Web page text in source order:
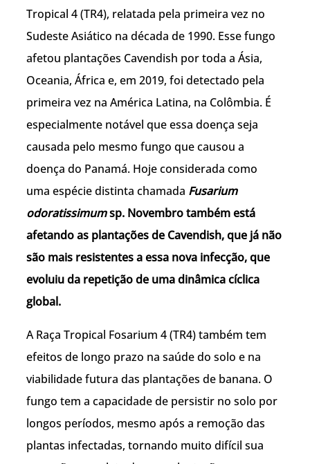
Tropical 4 (TR4), relatada pela primeira vez no
Sudeste Asiático na década de 1990. Esse fungo
afetou plantações Cavendish por toda a Ásia,
Oceania, África e, em 2019, foi detectado pela
primeira vez na América Latina, na Colômbia. É
especialmente notável que essa doença seja
causada pelo mesmo fungo que causou a
doença do Panamá. Hoje considerada como
uma espécie distinta chamada Fusarium
odoratissimumsp. Novembro também está
afetando as plantações de Cavendish, que já não
são mais resistentes a essa nova infecção, que
evoluiu da repetição de uma dinâmica cíclica
global.
A Raça Tropical Fosarium 4 (TR4) também tem
efeitos de longo prazo na saúde do solo e na
viabilidade futura das plantações de banana. O
fungo tem a capacidade de persistir no solo por
longos períodos, mesmo após a remoção das
plantas infectadas, tornando muito difícil sua